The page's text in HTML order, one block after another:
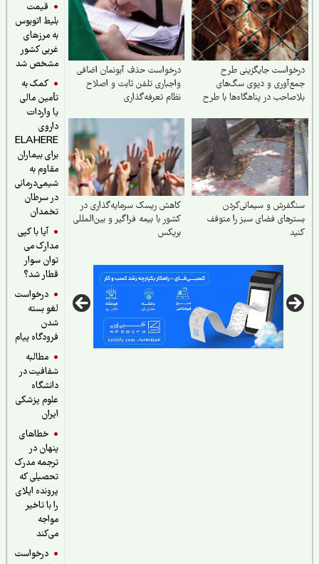
قیمت
بلیط اتوبوس
به مرزهای
غربی کشور
مشخص شد
کمک به
تأمین مالی
یا واردات
داروی
ELAHERE
برای بیماران
مقاوم به
شیمی‌درمانی
در سرطان
تخمدان
آیا با کپی
مدارک می
توان سوار
قطار شد؟
درخواست
لغو بسته
فرودگاه پیام
مطالبه
شفافیت در
دانشگاه
علوم پزشکی
خطاهای
پنهان در
ترجمه مدرک
تحصیلی که
پرونده اپلای
را با تاخیر
درخواست
جایگزینی طرح
و دپوی سگ‌های
در پناهگاه‌ها با طرح
و فرهنگسازی عمومی
درخواست حذف آبونمان اضافی
واجباری تلفن ثابت و اصلاح
نظام تعرفه‌گذاری
و سیمانی‌کردن
فضای سبز را متوقف
کاهش ریسک سرمایه‌گذاری در
کشور با بیمه فراگیر و بین‌المللی